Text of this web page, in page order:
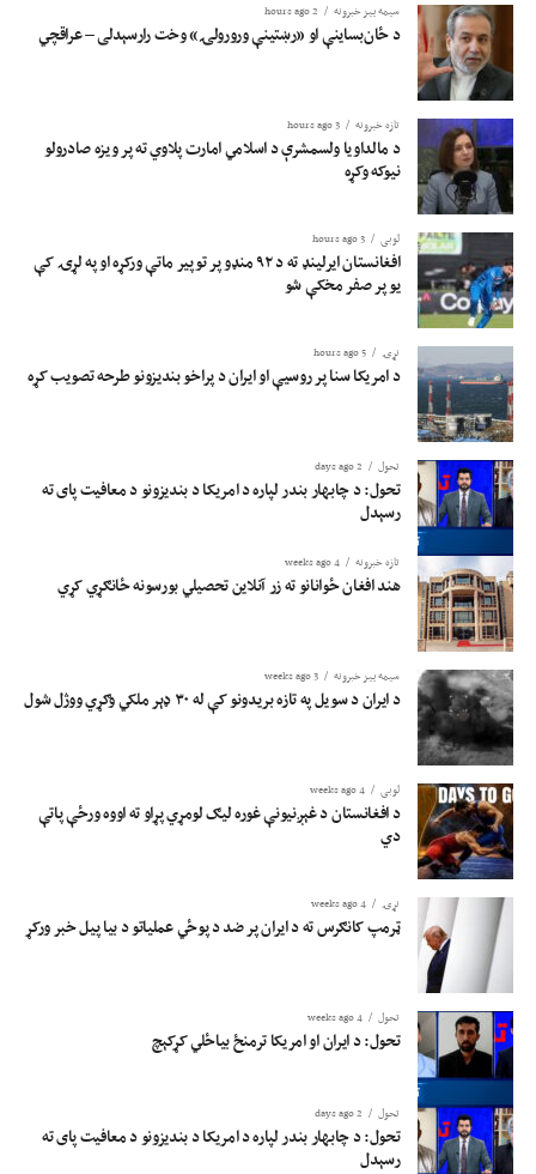
سیمه ییز خبرونه 2 hours ago
د ځان‌بساینې او «رښتینې ورورولۍ» وخت رارسېدلی – عراقچي
تازه خبرونه 3 hours ago
د مالداویا ولسمشرې د اسلامي امارت پلاوي ته پر ویزه صادرولو
نیوکه وکړه
لوبی 3 hours ago
افغانستان ایرلینډ ته د ۹۲ منډو پر توپیر ماتې ورکړه او په لړۍ کې
یو پر صفر مخکې شو
نړۍ 5 hours ago
د امریکا سنا پر روسیې او ایران د پراخو بندیزونو طرحه تصویب کړه
تحول 2 days ago
تحول: د چابهار بندر لپاره د امریکا د بندیزونو د معافیت پای ته
رسېدل
تازه خبرونه 4 weeks ago
هند افغان ځوانانو ته زر آنلاین تحصیلي بورسونه ځانګړي کړي
سیمه ییز خبرونه 3 weeks ago
د ایران د سویل په تازه بریدونو کې له ۳۰ ډېر ملکي وګړي ووژل شول
لوبی 4 weeks ago
د افغانستان د غېږنیونې غوره لیګ لومړي پړاو ته اووه ورځې پاتې
دي
نړۍ 4 weeks ago
ټرمپ کانګرس ته د ایران پر ضد د پوځي عملیاتو د بیا پیل خبر ورکړ
تحول 4 weeks ago
تحول: د ایران او امریکا ترمنځ بیاځلي کړکېچ
تحول 2 days ago
تحول: د چابهار بندر لپاره د امریکا د بندیزونو د معافیت پای ته
رسېدل